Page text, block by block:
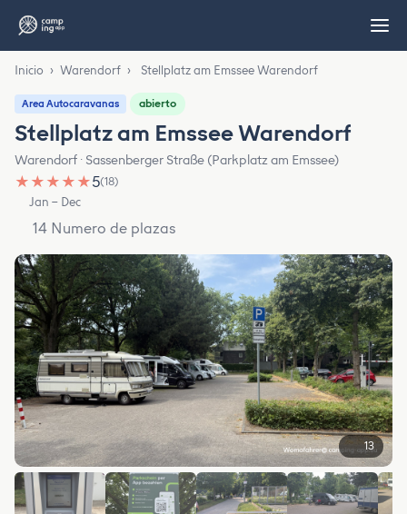
Inicio › Warendorf › Stellplatz am Emssee Warendorf
Area Autocaravanas abierto
Stellplatz am Emssee Warendorf
Warendorf · Sassenberger Straße (Parkplatz am Emssee)
★ ★ ★ ★ ★5(18)
Jan – Dec
14 Numero de plazas
13